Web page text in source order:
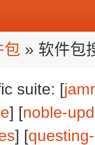
包 » 软件包
suite: [
] [noble-
] [